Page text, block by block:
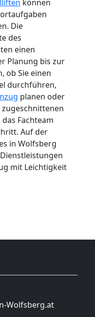
können
Die
des
einen
Planung bis zur
ob Sie einen
durchführen,
planen oder
Fachteam
Auf der
in Wolfsberg
mit Leichtigkeit
Wolfsberg.at